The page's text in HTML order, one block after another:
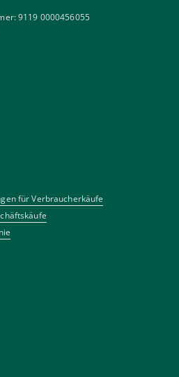
9119 0000456055
für Verbraucherkäufe